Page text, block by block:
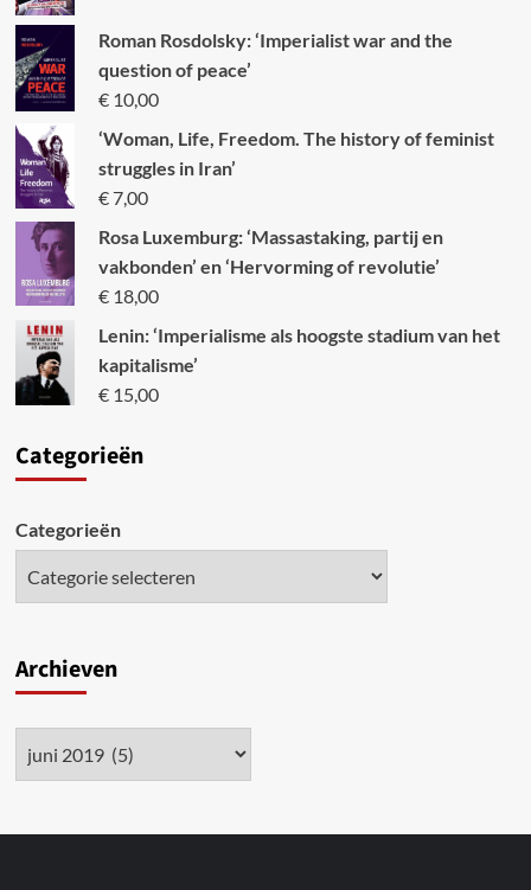
Roman Rosdolsky: ‘Imperialist war and the
question of peace’
€10,00
‘Woman, Life, Freedom. The history of feminist
struggles in Iran’
€7,00
Rosa Luxemburg: ‘Massastaking, partij en
vakbonden’ en ‘Hervorming of revolutie’
€18,00
Lenin: ‘Imperialisme als hoogste stadium van het
kapitalisme’
€15,00
Categorieën
Categorieën
Archieven